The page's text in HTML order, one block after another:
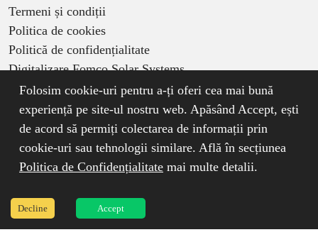
Termeni și condiții
Politica de cookies
Politică de confidențialitate
Digitalizare Fomco Solar Systems
Regulament oficial al campaniei Black Sale Solar
© FomCo Solar. Toate drepturile rezervate
Folosim cookie-uri pentru a-ți oferi cea mai bună
experiență pe site-ul nostru web. Apăsând Accept, ești
de acord să permiți colectarea de informații prin
cookie-uri sau tehnologii similare. Află în secțiunea
Politica de Confidențialitate mai multe detalii.
Decline Accept